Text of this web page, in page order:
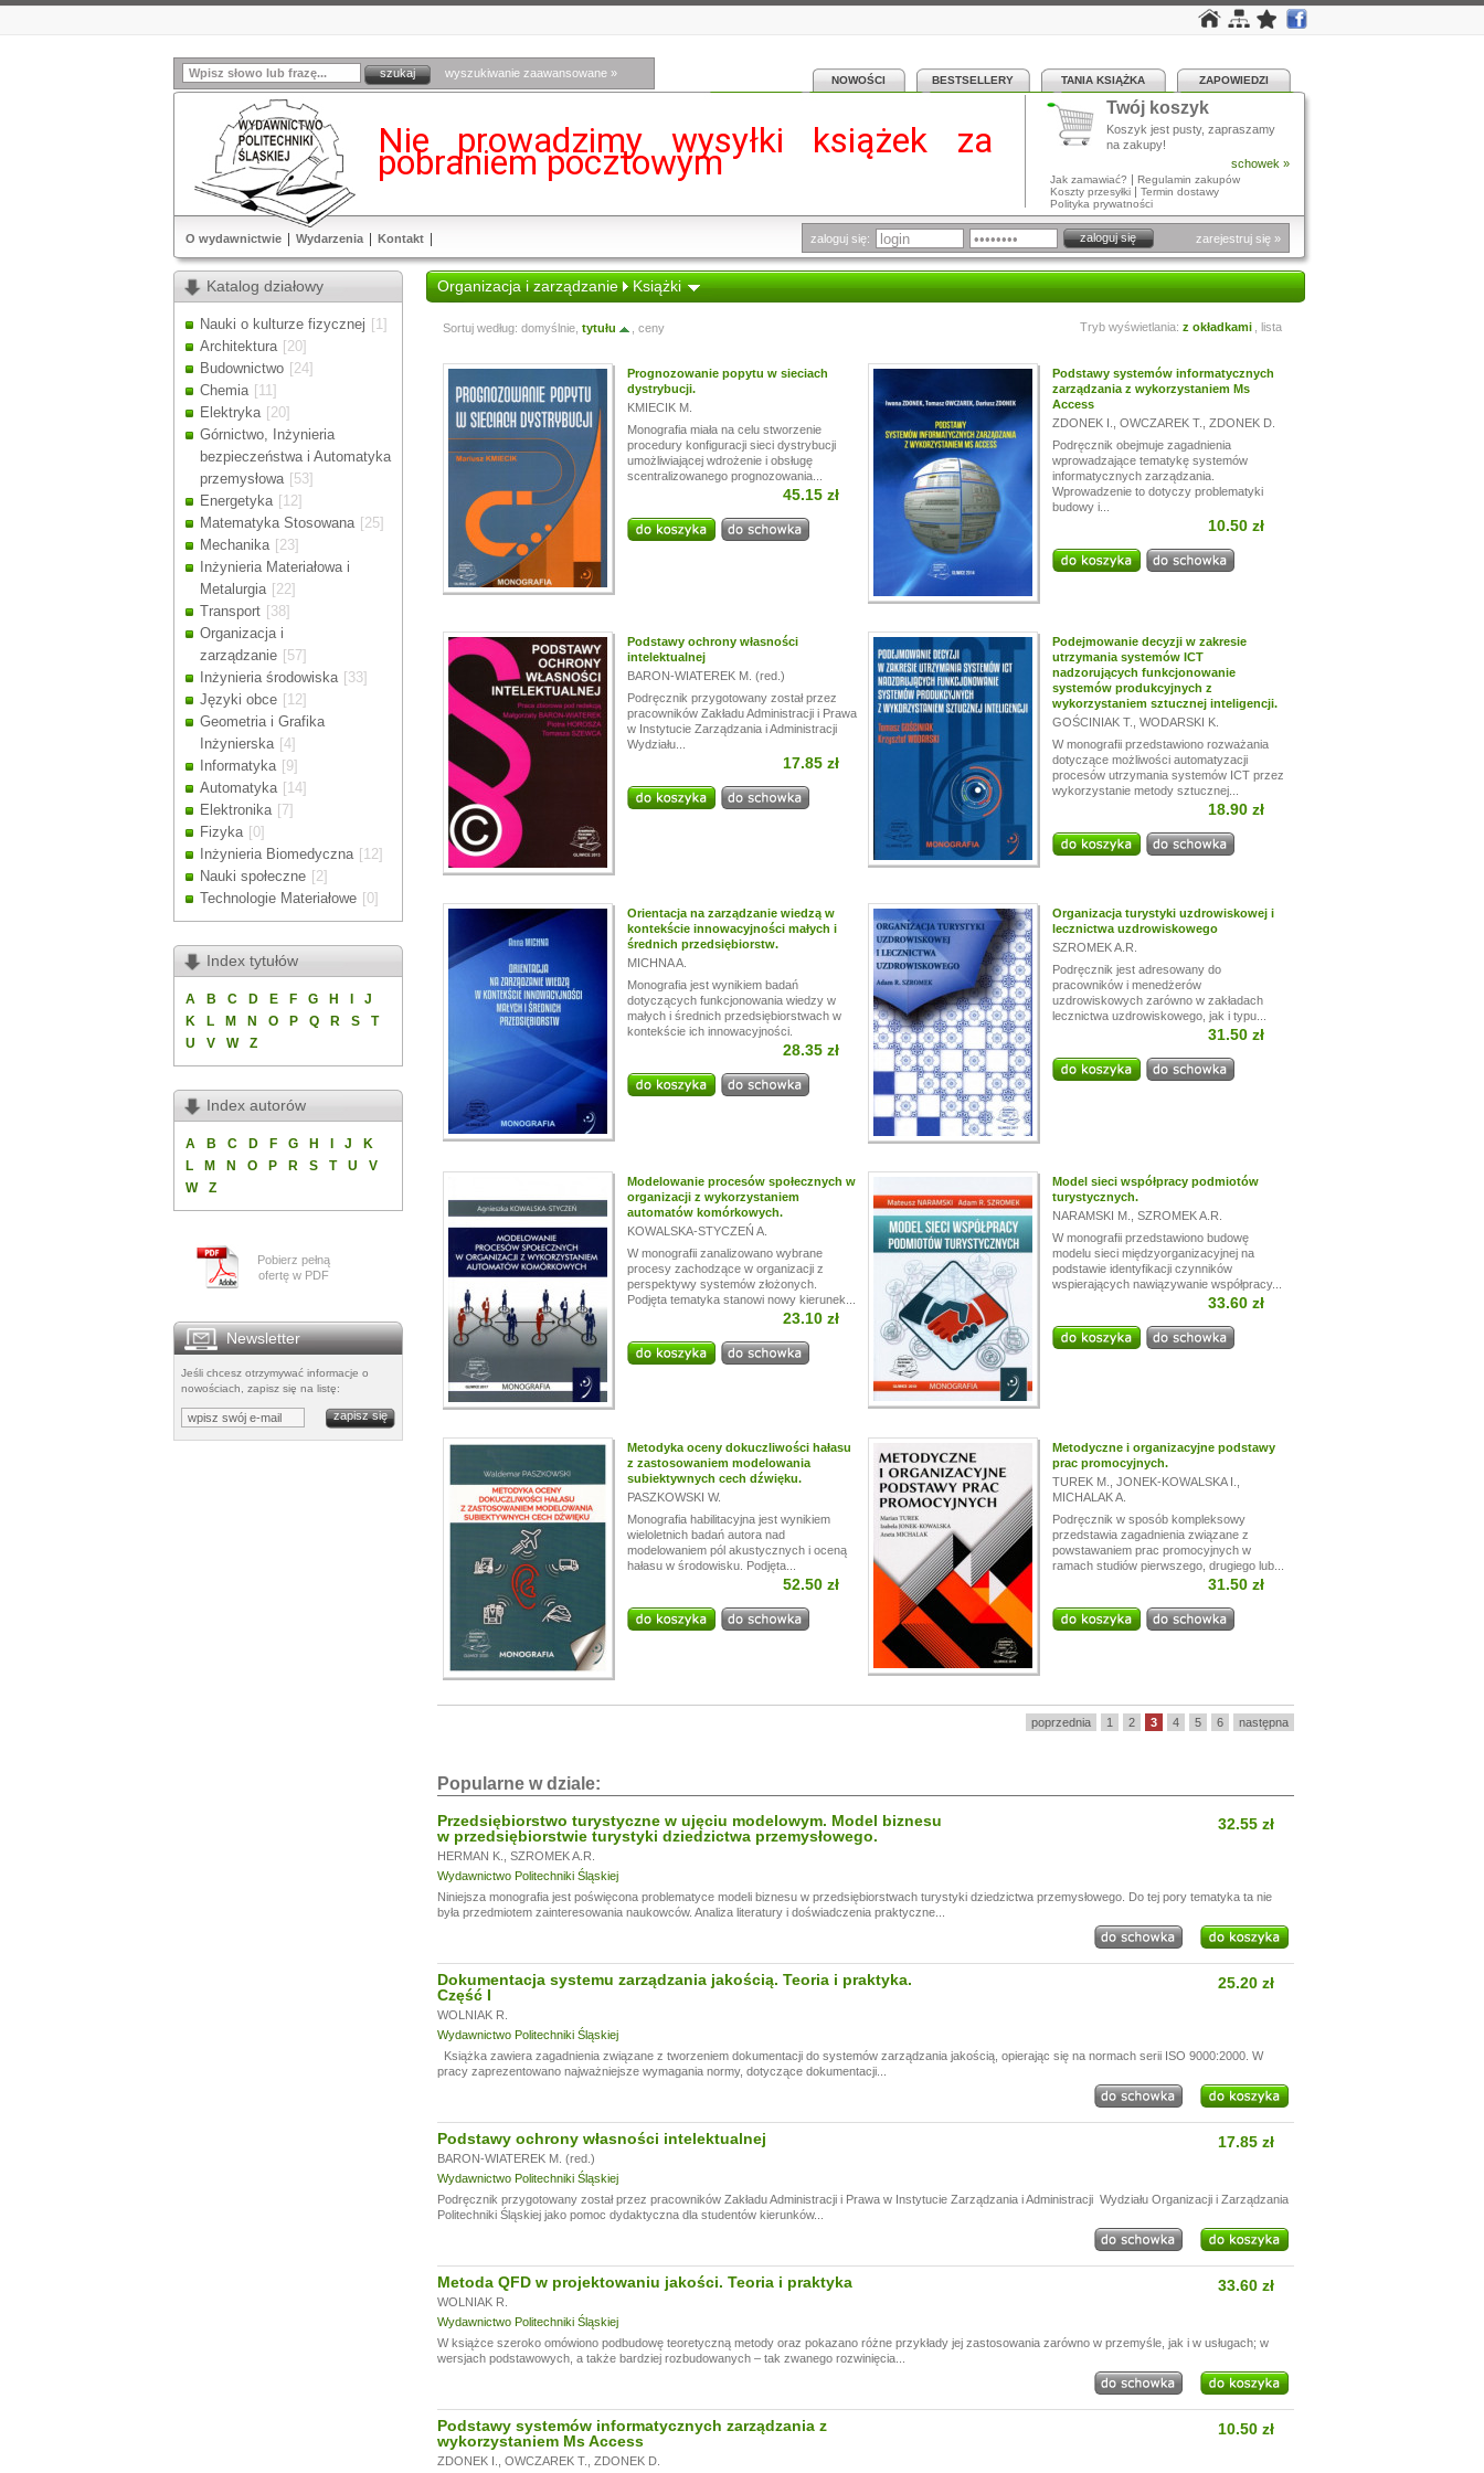
wyszukiwanie zaawansowane »
NOWOŚCI BESTSELLERY TANIA KSIĄŻKA ZAPOWIEDZI
Nie prowadzimy wysyłki książek za
pobraniem pocztowym
Drodzy Klienci!
Ze względu na przerwę wakacyjną, w dniach od13.07. 24.07,
zamówienia mogą być realizowane z opóźnieniem.
Dziękujemy za wyrozumiałość.
Twój koszyk
Koszyk jest pusty, zapraszamy
na zakupy!
schowek »
Jak zamawiać? | Regulamin zakupów
Koszty przesyłki | Termin dostawy
Polityka prywatności
O wydawnictwie Wydarzenia Kontakt zaloguj się: zarejestruj się »
Katalog działowy
Nauki o kulturze fizycznej [1]
Architektura [20]
Budownictwo [24]
Chemia [11]
Elektryka [20]
Górnictwo, Inżynieria
bezpieczeństwa i Automatyka
przemysłowa [53]
Energetyka [12]
Matematyka Stosowana [25]
Mechanika [23]
Inżynieria Materiałowa i
Metalurgia [22]
Transport [38]
Organizacja i
zarządzanie [57]
Inżynieria środowiska [33]
Języki obce [12]
Geometria i Grafika
Inżynierska [4]
Informatyka [9]
Automatyka [14]
Elektronika [7]
Fizyka [0]
Inżynieria Biomedyczna [12]
Nauki społeczne [2]
Technologie Materiałowe [0]
Index tytułów
A B C D E F G H
J
K
L M N O P Q R S
T
U
V W Z
Index autorów
A B C D F G H J
K
L
M N O P R S T U
V
W
Z
Pobierz pełną
ofertę w PDF
Newsletter
Jeśli chcesz otrzymywać informacje o
nowościach, zapisz się na listę:
Organizacja i zarządzanie Książki
Sortuj według: domyślnie, tytułu ceny Tryb wyświetlania: z okładkami lista
Prognozowanie popytu w sieciach
dystrybucji.
KMIECIK M.
Monografia miała na celu stworzenie
procedury konfiguracji sieci dystrybucji
umożliwiającej wdrożenie i obsługę
scentralizowanego prognozowania...
45.15 zł
Podstawy systemów informatycznych
zarządzania z wykorzystaniem Ms
Access
ZDONEK I.
OWCZAREK T.
ZDONEK D.
Podręcznik obejmuje zagadnienia
wprowadzające tematykę systemów
informatycznych zarządzania.
Wprowadzenie to dotyczy problematyki
budowy i...
10.50 zł
Podstawy ochrony własności
intelektualnej
BARON-WIATEREK M. (red.)
Podręcznik przygotowany został przez
pracowników Zakładu Administracji i Prawa
w Instytucie Zarządzania i Administracji
Wydziału...
17.85 zł
Podejmowanie decyzji w zakresie
utrzymania systemów ICT
nadzorujących funkcjonowanie
systemów produkcyjnych z
wykorzystaniem sztucznej inteligencji.
GOŚCINIAK T.
WODARSKI K.
W monografii przedstawiono rozważania
dotyczące możliwości automatyzacji
procesów utrzymania systemów ICT przez
wykorzystanie metody sztucznej...
18.90 zł
Orientacja na zarządzanie wiedzą w
kontekście innowacyjności małych i
średnich przedsiębiorstw.
MICHNA A.
Monografia jest wynikiem badań
dotyczących funkcjonowania wiedzy w
małych i średnich przedsiębiorstwach w
kontekście ich innowacyjności.
28.35 zł
Organizacja turystyki uzdrowiskowej i
lecznictwa uzdrowiskowego
SZROMEK A.R.
Podręcznik jest adresowany do
pracowników i menedżerów
uzdrowiskowych zarówno w zakładach
lecznictwa uzdrowiskowego, jak i typu...
31.50 zł
Modelowanie procesów społecznych w
organizacji z wykorzystaniem
automatów komórkowych.
KOWALSKA-STYCZEŃ A.
W monografii zanalizowano wybrane
procesy zachodzące w organizacji z
perspektywy systemów złożonych.
Podjęta tematyka stanowi nowy kierunek...
23.10 zł
Model sieci współpracy podmiotów
turystycznych.
NARAMSKI M.
SZROMEK A.R.
W monografii przedstawiono budowę
modelu sieci międzyorganizacyjnej na
podstawie identyfikacji czynników
wspierających nawiązywanie współpracy...
33.60 zł
Metodyka oceny dokuczliwości hałasu
z zastosowaniem modelowania
subiektywnych cech dźwięku.
PASZKOWSKI W.
Monografia habilitacyjna jest wynikiem
wieloletnich badań autora nad
modelowaniem pól akustycznych i oceną
hałasu w środowisku. Podjęta...
52.50 zł
Metodyczne i organizacyjne podstawy
prac promocyjnych.
TUREK M.
JONEK-KOWALSKA I.
MICHALAK A.
Podręcznik w sposób kompleksowy
przedstawia zagadnienia związane z
powstawaniem prac promocyjnych w
ramach studiów pierwszego, drugiego lub...
31.50 zł
poprzednia 1 2 3 4 5 6 następna
Popularne w dziale:
Przedsiębiorstwo turystyczne w ujęciu modelowym. Model biznesu
w przedsiębiorstwie turystyki dziedzictwa przemysłowego.
HERMAN K.
SZROMEK A.R.
Wydawnictwo Politechniki Śląskiej
32.55 zł
Niniejsza monografia jest poświęcona problematyce modeli biznesu w przedsiębiorstwach turystyki dziedzictwa przemysłowego. Do tej pory tematyka ta nie
była przedmiotem zainteresowania naukowców. Analiza literatury i doświadczenia praktyczne...
Dokumentacja systemu zarządzania jakością. Teoria i praktyka.
Część I
WOLNIAK R.
Wydawnictwo Politechniki Śląskiej
25.20 zł
Książka zawiera zagadnienia związane z tworzeniem dokumentacji do systemów zarządzania jakością, opierając się na normach serii ISO 9000:2000. W
pracy zaprezentowano najważniejsze wymagania normy, dotyczące dokumentacji...
Podstawy ochrony własności intelektualnej
BARON-WIATEREK M. (red.)
Wydawnictwo Politechniki Śląskiej
17.85 zł
Podręcznik przygotowany został przez pracowników Zakładu Administracji i Prawa w Instytucie Zarządzania i Administracji Wydziału Organizacji i Zarządzania
Politechniki Śląskiej jako pomoc dydaktyczna dla studentów kierunków...
Metoda QFD w projektowaniu jakości. Teoria i praktyka
WOLNIAK R.
Wydawnictwo Politechniki Śląskiej
33.60 zł
W książce szeroko omówiono podbudowę teoretyczną metody oraz pokazano różne przykłady jej zastosowania zarówno w przemyśle, jak i w usługach; w
wersjach podstawowych, a także bardziej rozbudowanych – tak zwanego rozwinięcia...
Podstawy systemów informatycznych zarządzania z
wykorzystaniem Ms Access
ZDONEK I. OWCZAREK T. ZDONEK D.
10.50 zł